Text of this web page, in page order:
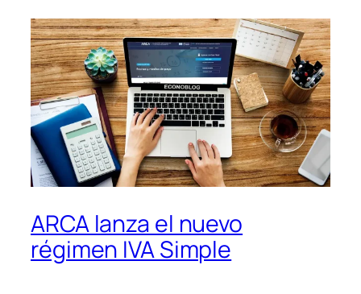
ARCA lanza el nuevo
régimen IVA Simple